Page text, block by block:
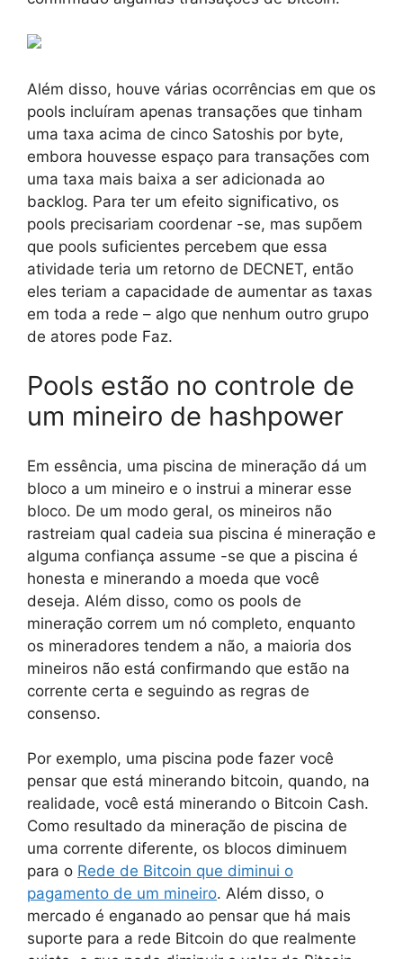
Além disso, houve várias ocorrências em que os
pools incluíram apenas transações que tinham
uma taxa acima de cinco Satoshis por byte,
embora houvesse espaço para transações com
uma taxa mais baixa a ser adicionada ao
backlog. Para ter um efeito significativo, os
pools precisariam coordenar -se, mas supõem
que pools suficientes percebem que essa
atividade teria um retorno de DECNET, então
eles teriam a capacidade de aumentar as taxas
em toda a rede – algo que nenhum outro grupo
de atores pode Faz.
Pools estão no controle de
um mineiro de hashpower
Em essência, uma piscina de mineração dá um
bloco a um mineiro e o instrui a minerar esse
bloco. De um modo geral, os mineiros não
rastreiam qual cadeia sua piscina é mineração e
alguma confiança assume -se que a piscina é
honesta e minerando a moeda que você
deseja. Além disso, como os pools de
mineração correm um nó completo, enquanto
os mineradores tendem a não, a maioria dos
mineiros não está confirmando que estão na
corrente certa e seguindo as regras de
consenso.
Por exemplo, uma piscina pode fazer você
pensar que está minerando bitcoin, quando, na
realidade, você está minerando o Bitcoin Cash.
Como resultado da mineração de piscina de
uma corrente diferente, os blocos diminuem
para o Rede de Bitcoin que diminui o
pagamento de um mineiro. Além disso, o
mercado é enganado ao pensar que há mais
suporte para a rede Bitcoin do que realmente